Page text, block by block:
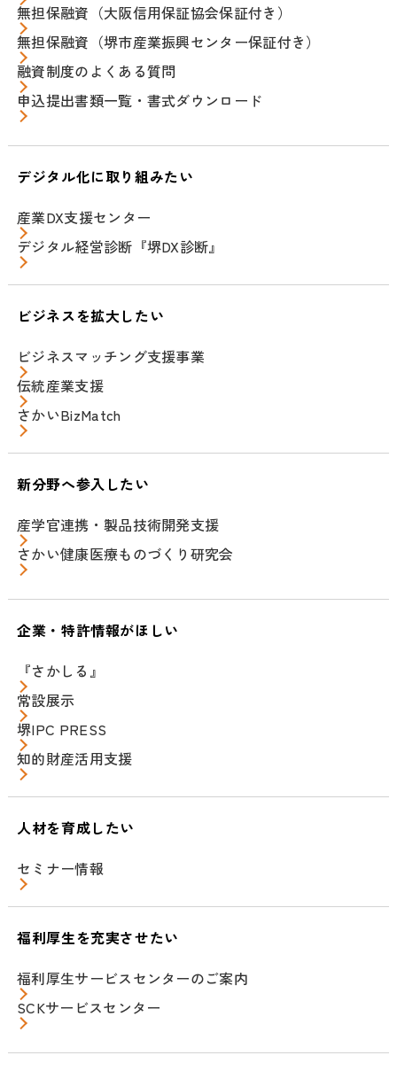
無担保融資（大阪信用保証協会保証付き）
無担保融資（堺市産業振興センター保証付き）
融資制度のよくある質問
申込提出書類一覧・書式ダウンロード
デジタル化に取り組みたい
産業DX支援センター
デジタル経営診断『堺DX診断』
ビジネスを拡大したい
ビジネスマッチング支援事業
伝統産業支援
さかいBizMatch
新分野へ参入したい
産学官連携・製品技術開発支援
さかい健康医療ものづくり研究会
企業・特許情報がほしい
『さかしる』
常設展示
堺IPC PRESS
知的財産活用支援
人材を育成したい
セミナー情報
福利厚生を充実させたい
福利厚生サービスセンターのご案内
SCKサービスセンター